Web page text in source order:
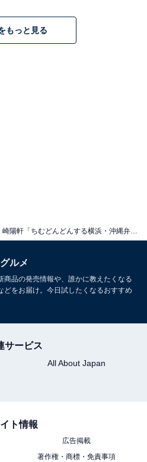
衣が厚めでもっちりとした食
もっと見る
グルメ
商品の発売情報や、誰かに教えたくなる
をお届け。今日試したくなるおすすめ
サービス
All About Japan
ト情報
広告掲載
著作権・商標・免責事項